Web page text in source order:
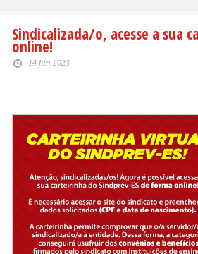
Sindicalizada/o, acesse a sua
online!
14 jun 2023